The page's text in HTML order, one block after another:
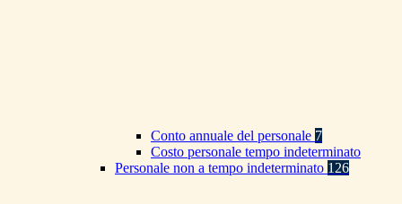
Conto annuale del personale 7
Costo personale tempo indeterminato
Personale non a tempo indeterminato 126